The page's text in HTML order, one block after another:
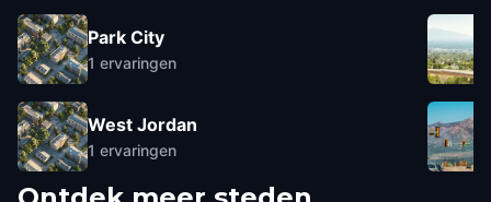
Park City
1 ervaringen
West Jordan
1 ervaringen